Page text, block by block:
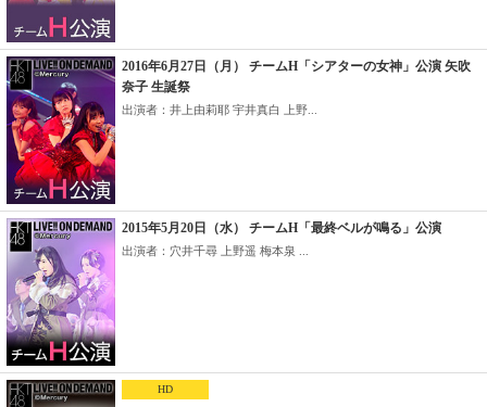
2016年6月27日（月） チームH「シアターの女神」公演 矢吹
奈子 生誕祭
出演者：井上由莉耶 宇井真白 上野...
2015年5月20日（水） チームH「最終ベルが鳴る」公演
出演者：穴井千尋 上野遥 梅本泉 ...
HD